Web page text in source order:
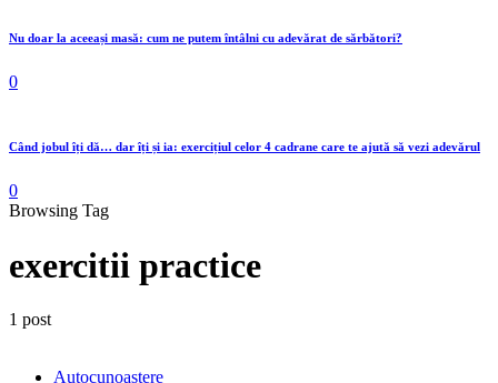
Nu doar la aceeași masă: cum ne putem întâlni cu adevărat de sărbători?
0
Când jobul îți dă… dar îți și ia: exercițiul celor 4 cadrane care te ajută să vezi adevărul
0
Browsing Tag
exercitii practice
1 post
Autocunoastere